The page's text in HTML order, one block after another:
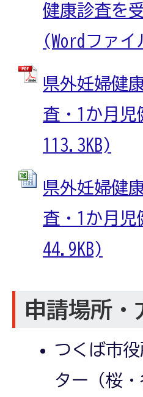
健康診査を
(Wordファ
県外妊婦健
査・1か月
113.3KB)
県外妊婦健
査・1か月
44.9KB)
申請場所・
つくば市
ター（桜